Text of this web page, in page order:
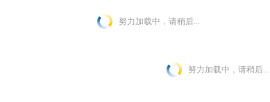
努力加载中，请稍后...
努力加载中，请稍后...